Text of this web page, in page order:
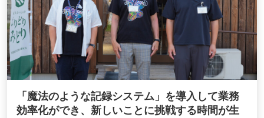
「魔法のような記録システム」を導入して業務
効率化ができ、新しいことに挑戦する時間が生